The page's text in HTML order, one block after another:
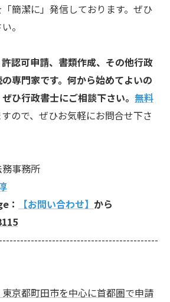
簡潔に」発信しております。ぜひ
。
認可申請、書類作成、その他行政
専門家です。何から始めてよいの
ひ行政書士にご相談下さい。 無料
ので、ぜひお気軽にお問合せ下さ
事務所
：
【お問い合わせ】 から
京都町田市を中心に首都圏で申請